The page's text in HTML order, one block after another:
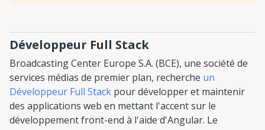
Développeur Full Stack
Broadcasting Center Europe S.A. (BCE), une société de
services médias de premier plan, recherche un
Développeur Full Stack pour développer et maintenir
des applications web en mettant l'accent sur le
développement front-end à l'aide d'Angular. Le